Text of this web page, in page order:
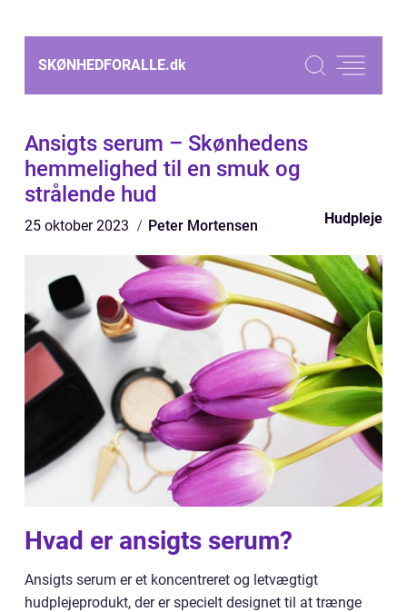
SKØNHEDFORALLE.dk
Ansigts serum – Skønhedens
hemmelighed til en smuk og
strålende hud
25 oktober 2023 Peter Mortensen Hudpleje
Hvad er ansigts serum?
Ansigts serum er et koncentreret og letvægtigt
hudplejeprodukt, der er specielt designet til at trænge